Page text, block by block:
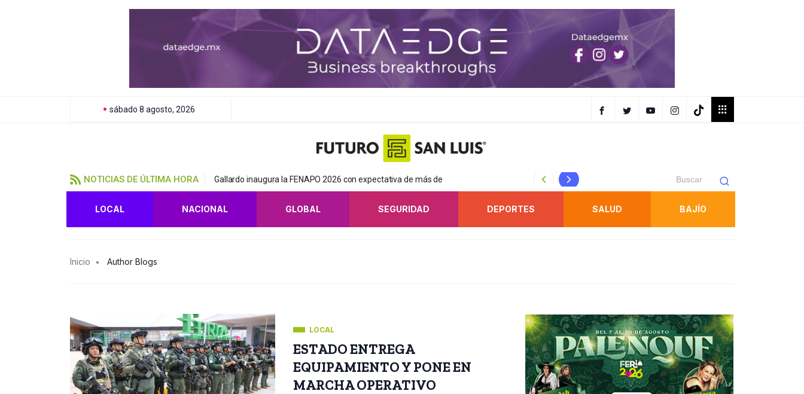
sábado 8 agosto, 2026
NOTICIAS DE ÚLTIMA HORA Gallardo inaugura la FENAPO 2026 con expectativa de más de Protección Civil refuerza inspecciones en juegos
LOCAL NACIONAL GLOBAL SEGURIDAD DEPORTES SALUD BAJÍO
Inicio Author Blogs
LOCAL
ESTADO ENTREGA
EQUIPAMIENTO Y PONE EN
MARCHA OPERATIVO